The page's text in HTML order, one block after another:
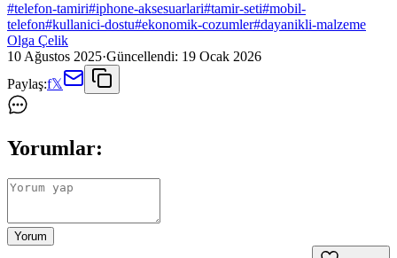
#telefon-tamiri#iphone-aksesuarlari#tamir-seti#mobil-
telefon#kullanici-dostu#ekonomik-cozumler#dayanikli-malzeme
Olga Çelik
10 Ağustos 2025·Güncellendi: 19 Ocak 2026
Paylaş:f𝕏
Yorumlar:
Yorum